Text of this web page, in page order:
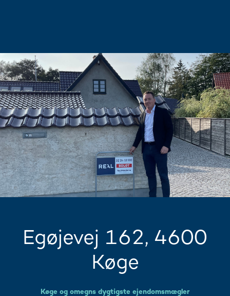
Egøjevej 162, 4600
Køge
Køge og omegns dygtigste ejendomsmægler